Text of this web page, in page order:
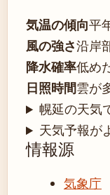
気温の傾向平
風の強さ沿岸
降水確率低め
日照時間雲が
幌延の天気
天気予報が
情報源
気象庁